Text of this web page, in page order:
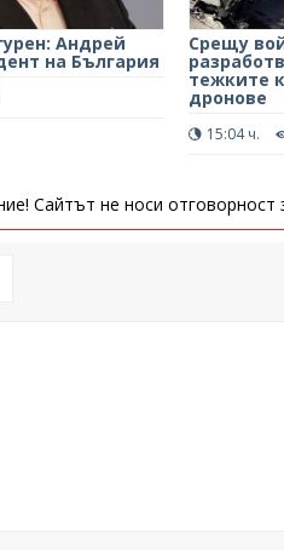
Андрей
на България
Срещу
тежките
дронове
15:04 ч.
Сайтът не носи